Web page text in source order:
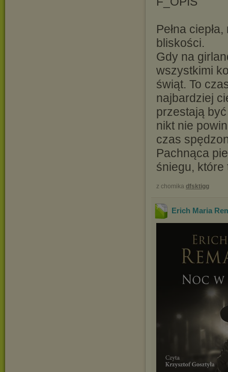
Pełna
bliskości.
Gdy na
wszystkimi
świąt. To
najbardziej
przestają
nikt nie
czas
Pachnąca
śniegu, które
z chomika dfsktigg
Erich Maria